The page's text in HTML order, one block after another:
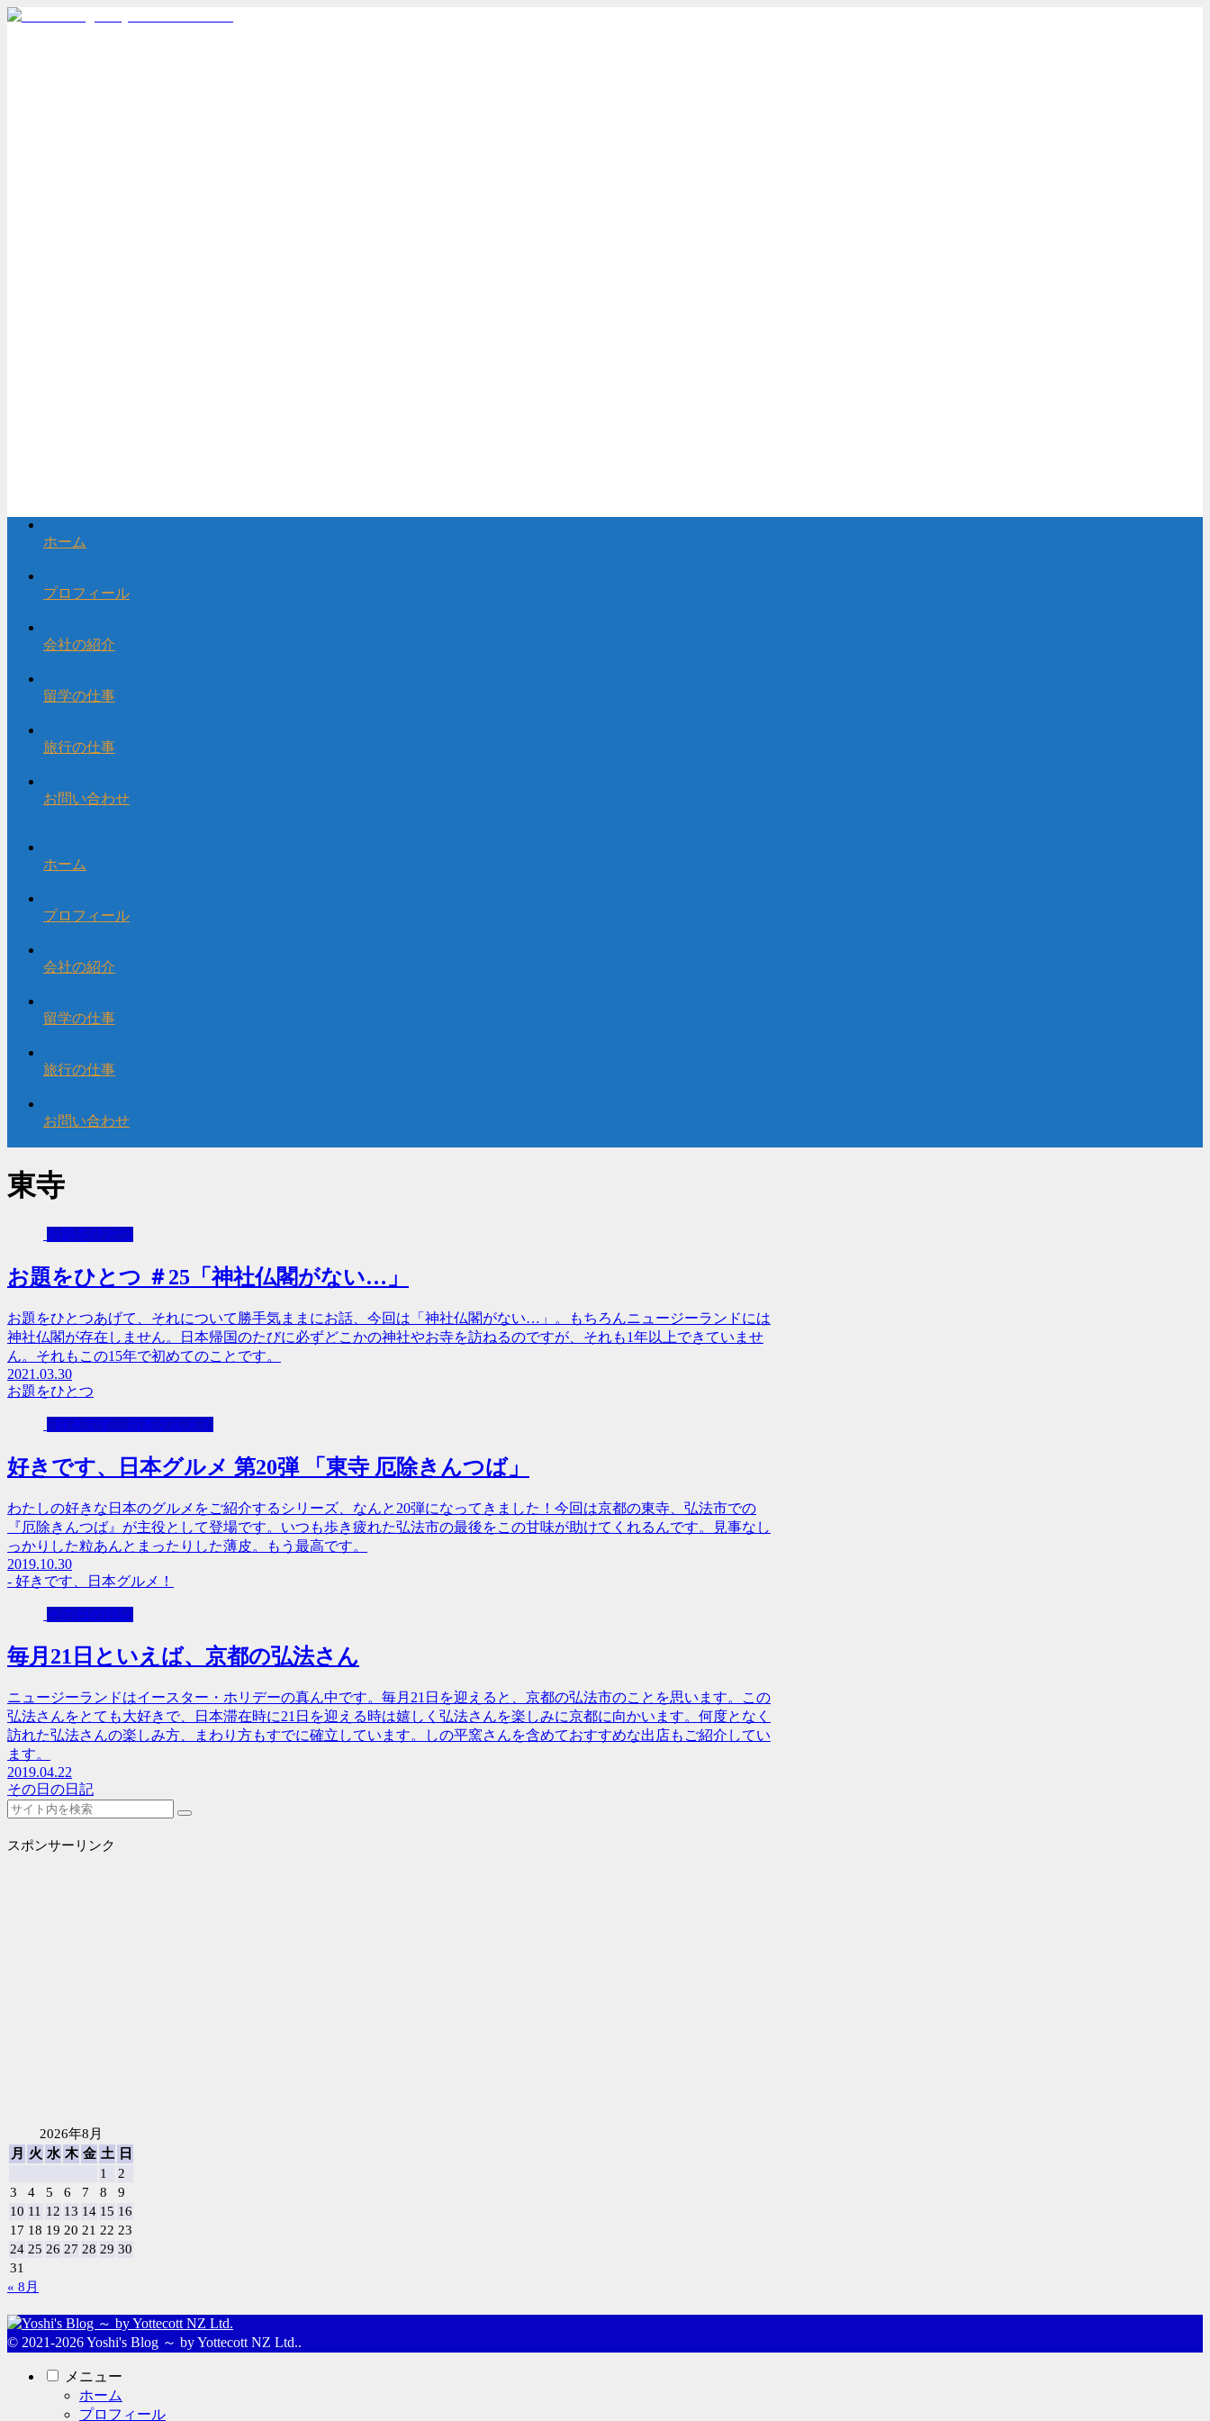
ホーム
プロフィール
会社の紹介
留学の仕事
旅行の仕事
お問い合わせ
ホーム
プロフィール
会社の紹介
留学の仕事
旅行の仕事
お問い合わせ
東寺
お題をひとつ
お題をひとつ ＃25「神社仏閣がない…」
お題をひとつあげて、それについて勝手気ままにお話、今回は「神社仏閣がない…」。もちろんニュージーランドには
神社仏閣が存在しません。日本帰国のたびに必ずどこかの神社やお寺を訪ねるのですが、それも1年以上できていませ
ん。それもこの15年で初めてのことです。
2021.03.30
お題をひとつ
- 好きです、日本グルメ！
好きです、日本グルメ 第20弾 「東寺 厄除きんつば」
わたしの好きな日本のグルメをご紹介するシリーズ、なんと20弾になってきました！今回は京都の東寺、弘法市での
『厄除きんつば』が主役として登場です。いつも歩き疲れた弘法市の最後をこの甘味が助けてくれるんです。見事なし
っかりした粒あんとまったりした薄皮。もう最高です。
2019.10.30
- 好きです、日本グルメ！
その日の日記
毎月21日といえば、京都の弘法さん
ニュージーランドはイースター・ホリデーの真ん中です。毎月21日を迎えると、京都の弘法市のことを思います。この
弘法さんをとても大好きで、日本滞在時に21日を迎える時は嬉しく弘法さんを楽しみに京都に向かいます。何度となく
訪れた弘法さんの楽しみ方、まわり方もすでに確立しています。しの平窯さんを含めておすすめな出店もご紹介してい
ます。
2019.04.22
その日の日記
スポンサーリンク
2026年8月
月
火 水 木 金 土 日
1
2
3
4 5 6 7 8
9
10 11 12 13 14 15 16
17 18 19 20 21 22 23
24 25 26 27 28 29 30
31
« 8月
© 2021-2026 Yoshi's Blog ～ by Yottecott NZ Ltd..
メニュー
ホーム
プロフィール